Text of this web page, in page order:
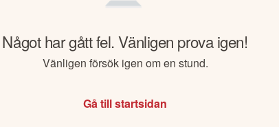
Något har gått fel. Vänligen prova igen!
Vänligen försök igen om en stund.
Gå till startsidan